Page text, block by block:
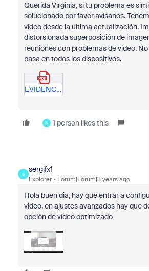
Querida Virginia, si tu problema es
solucionado por favor avísanos.
video desde la ultima actualización.
distorsionada superposición de
reuniones con problemas de video.
pasa en todos los dispositivos.
EVIDENCIAS-ZOOM.pdf
S 1 person likes this
S
sergifx1
Explorer Forum|Forum|3 years ago
Hola buen dia, hay que entrar a
video, en ajustes avanzados hay que
opción de vídeo optimizado